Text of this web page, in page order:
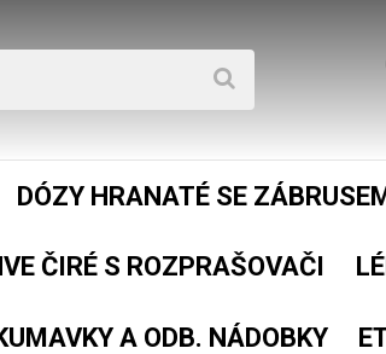
DÓZY HRANATÉ SE
ČIRÉ S ROZPRAŠOVAČI
A ODB. NÁDOBKY